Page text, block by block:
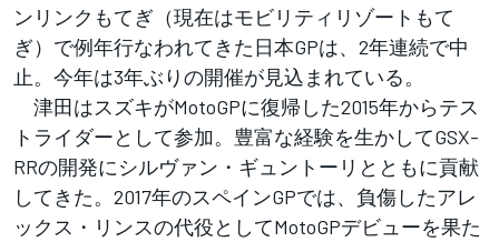
ンリンクもてぎ（現在はモビリティリゾートもて
ぎ）で例年行なわれてきた日本GPは、2年連続で中
止。今年は3年ぶりの開催が見込まれている。
津田はスズキがMotoGPに復帰した2015年からテス
トライダーとして参加。豊富な経験を生かしてGSX-
RRの開発にシルヴァン・ギュントーリとともに貢献
してきた。2017年のスペインGPでは、負傷したアレ
ックス・リンスの代役としてMotoGPデビューを果た